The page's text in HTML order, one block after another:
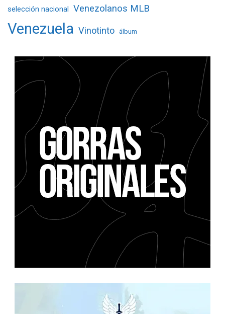
selección nacional Venezolanos MLB
Venezuela Vinotinto álbum